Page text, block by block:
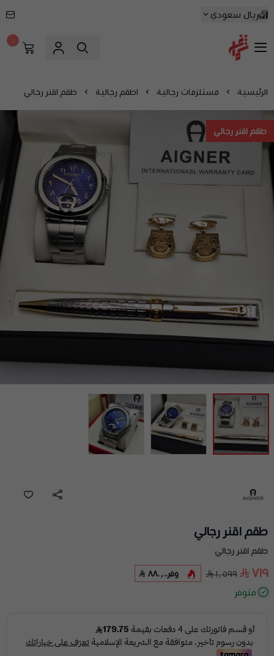
ريال سعودي
شماغ شوب | أفضل متجر شماغ في السعودية
الرئيسية مستلزمات رجالية اطقم رجالية طقم اقنر رجالي
طقم اقنر رجالي
طقم اقنر رجالي
طقم اقنر رجالي
٧١٩ ١٬٥٩٩ وفر ٨٨٠٫٠٠
متوفر